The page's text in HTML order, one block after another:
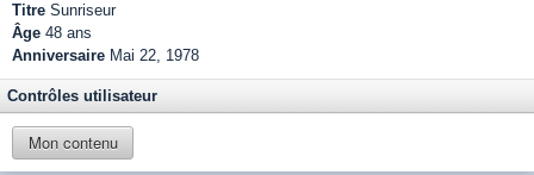
Titre Sunriseur
Âge 48 ans
Anniversaire Mai 22, 1978
Contrôles utilisateur
Mon contenu